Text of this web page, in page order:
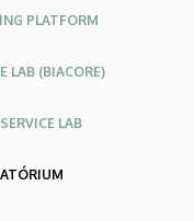
PLATFORM
LAB (BIACORE)
LAB